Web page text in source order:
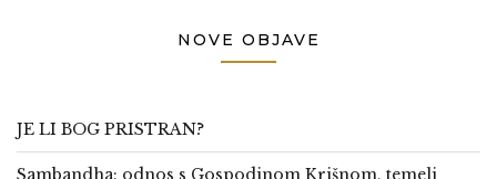
NOVE OBJAVE
JE LI BOG PRISTRAN?
Sambandha: odnos s Gospodinom Krišnom, temelj